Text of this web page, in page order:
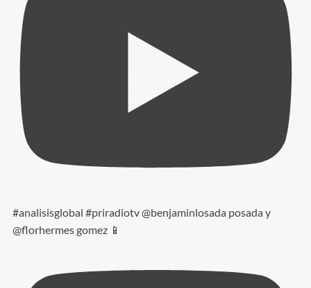
#analisisglobal #priradiotv @benjaminlosada posada y
@florhermes gomez 📱